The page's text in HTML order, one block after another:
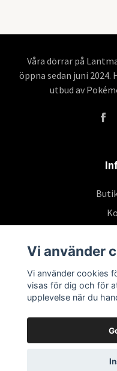
Våra dörrar på
öppna sedan juni
utbud av
Vi använder
Vi använder cookies
visas för dig och för
upplevelse när du